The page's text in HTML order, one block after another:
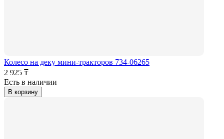
Колесо на деку мини-тракторов 734-06265
2 925 ₸
Есть в наличии
В корзину